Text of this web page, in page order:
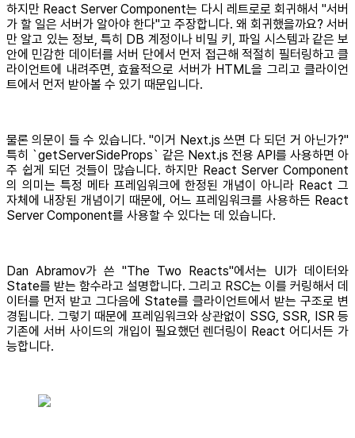
하지만 React Server Component는 다시 레트로로 회귀해서 "서버
가 할 일은 서버가 알아야 한다"고 주장합니다. 왜 회귀했을까요? 서버
만 알고 있는 정보, 특히 DB 계정이나 비밀 키, 파일 시스템과 같은 보
안에 민감한 데이터를 서버 단에서 먼저 접근해 적절히 필터링하고 클
라이언트에 내려주면, 효율적으로 서버가 HTML을 그리고 클라이언
트에서 먼저 받아볼 수 있기 때문입니다.
물론 의문이 들 수 있습니다. "이거 Next.js 쓰면 다 되던 거 아닌가?"
특히 `getServerSideProps` 같은 Next.js 전용 API를 사용하면 아
주 쉽게 되던 것들이 많습니다. 하지만 React Server Component
의 의미는 특정 메타 프레임워크에 한정된 개념이 아니라 React 그
자체에 내장된 개념이기 때문에, 어느 프레임워크를 사용하든 React
Server Component를 사용할 수 있다는 데 있습니다.
Dan Abramov가 쓴 "The Two Reacts"에서는 UI가 데이터와
State를 받는 함수라고 설명합니다. 그리고 RSC는 이를 커링해서 데
이터를 먼저 받고 그다음에 State를 클라이언트에서 받는 구조로 변
경됩니다. 그렇기 때문에 프레임워크와 상관없이 SSG, SSR, ISR 등
기존에 서버 사이드의 개입이 필요했던 렌더링이 React 어디서든 가
능합니다.